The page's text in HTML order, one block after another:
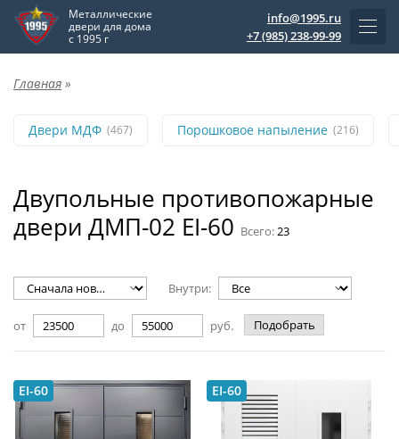
Металлические
двери для дома
с 1995 г
info@1995.ru
+7 (985) 238-99-99
Главная »
Двери МДФ (467) Порошковое напыление (216)
Двупольные противопожарные
двери ДМП-02 EI-60 Всего:23
Внутри:
от до руб. Подобрать
EI-60 EI-60